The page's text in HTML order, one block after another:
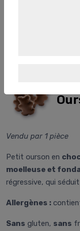
Vendu par 1 pièce
Petit ourson en
moelleuse et
régressive, qui
Allergènes :
Sans gluten, sans